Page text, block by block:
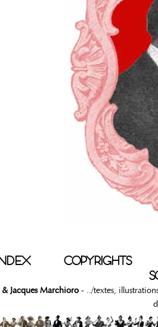
COPYRIGHTS
Jacques Marchioro - ../textes,